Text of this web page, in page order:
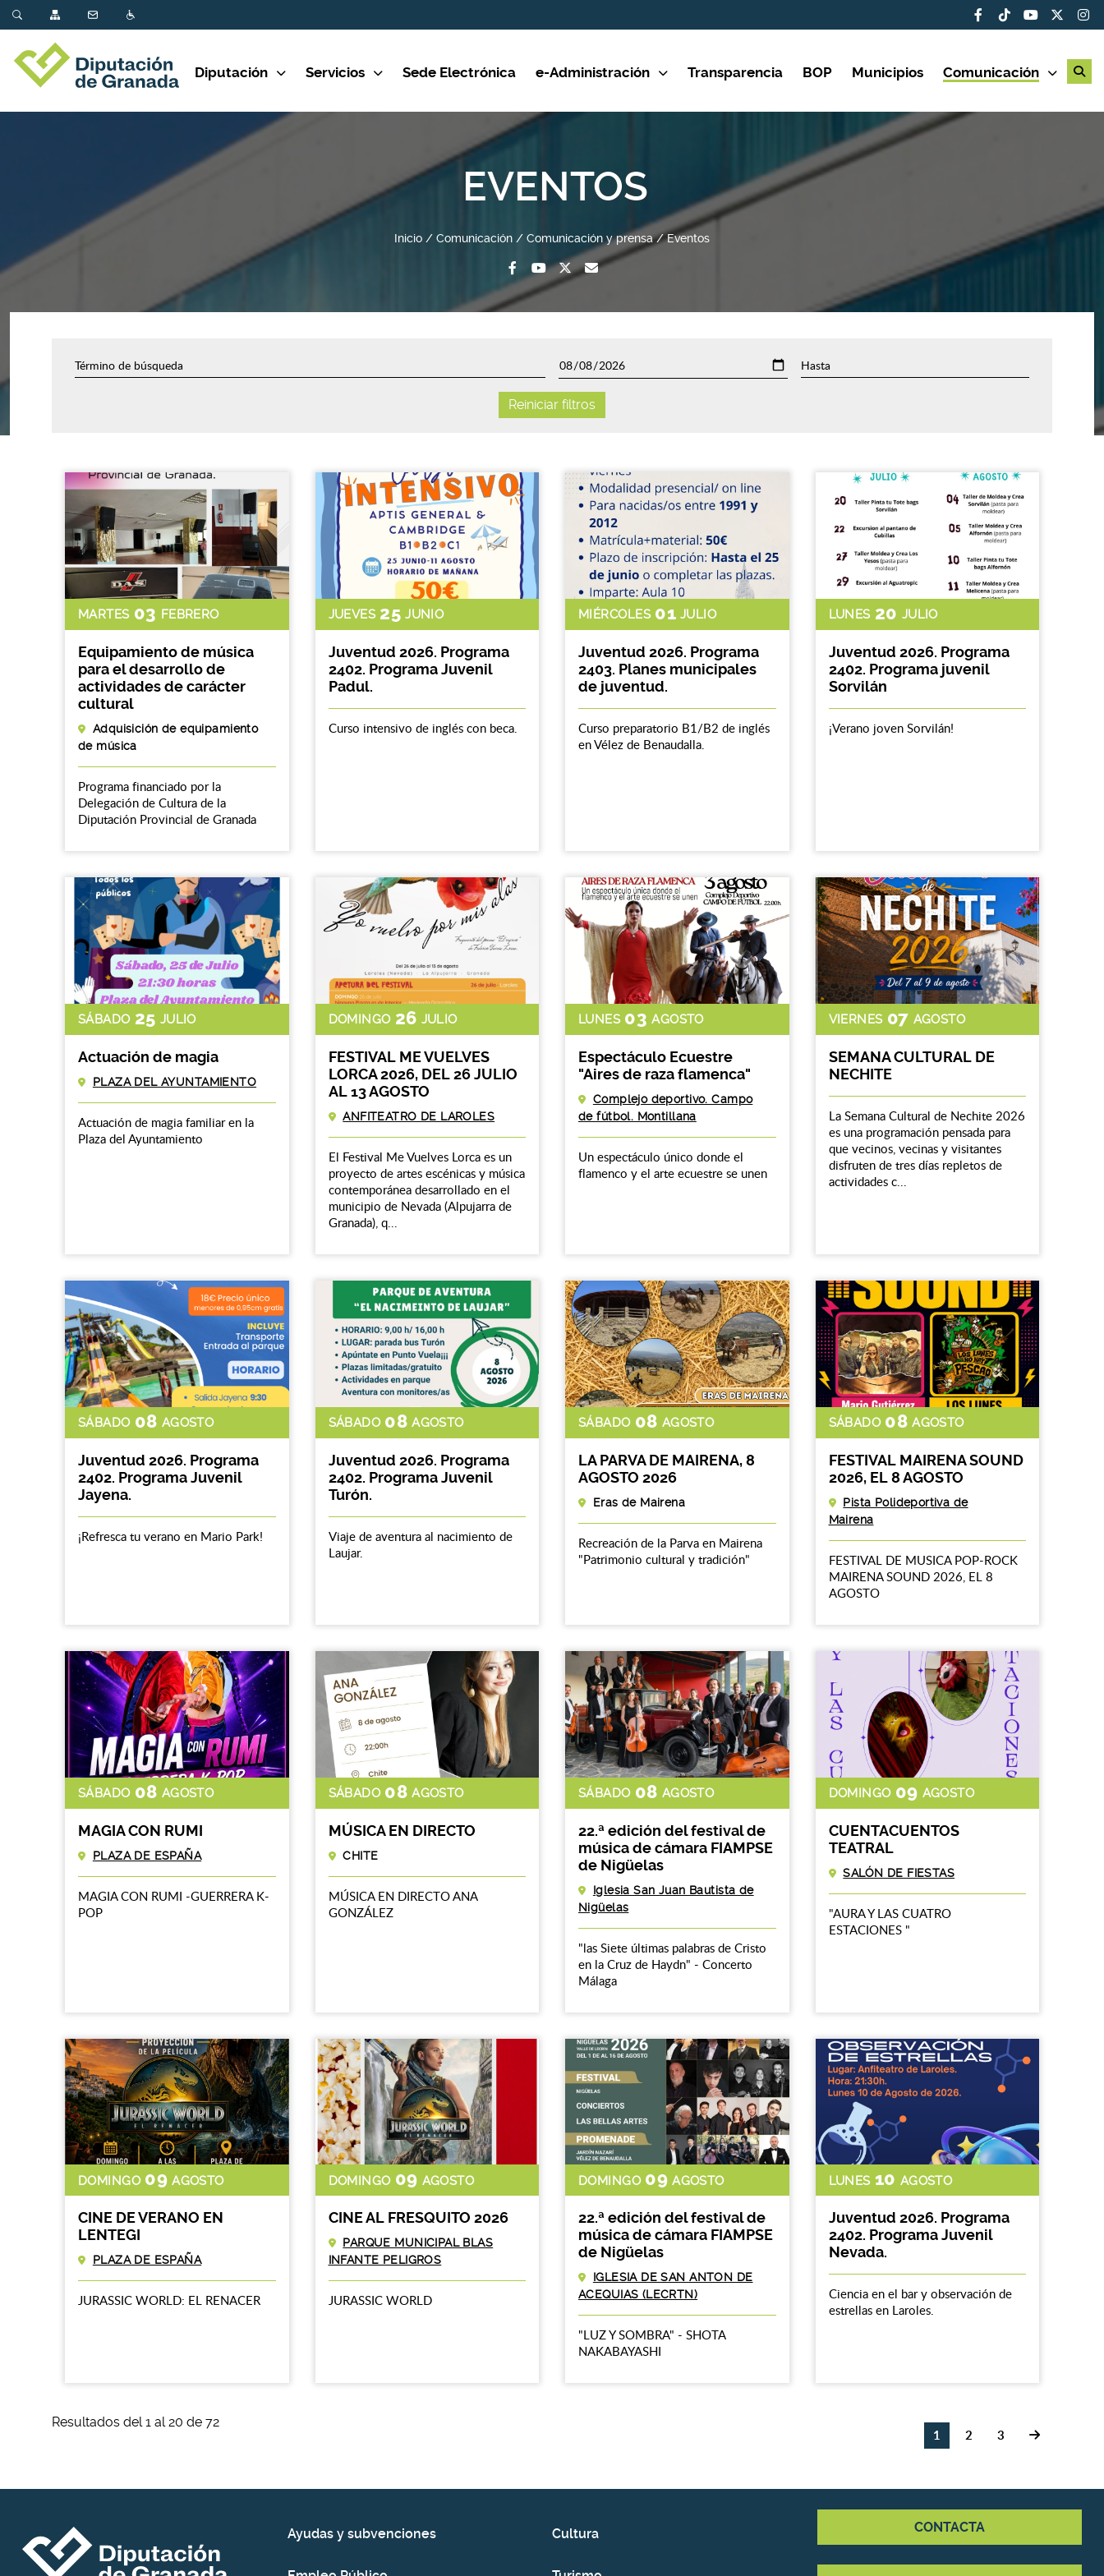
Diputación Servicios Sede Electrónica e-Administración Transparencia BOP Municipios Comunicación
EVENTOS
Inicio Comunicación Comunicación y prensa Eventos
Reiniciar filtros
MARTES 03 FEBRERO
Adquisición de equipamiento
de música
Equipamiento de música
para el desarrollo de
actividades de carácter
cultural
Programa financiado por la
Delegación de Cultura de la
Diputación Provincial de Granada
JUEVES 25 JUNIO
Juventud 2026. Programa
2402. Programa Juvenil
Padul.
Curso intensivo de inglés con beca.
MIÉRCOLES 01 JULIO
Juventud 2026. Programa
2403. Planes municipales
de juventud.
Curso preparatorio B1/B2 de inglés
en Vélez de Benaudalla.
LUNES 20 JULIO
Juventud 2026. Programa
2402. Programa juvenil
Sorvilán
¡Verano joven Sorvilán!
SÁBADO 25 JULIO
PLAZA DEL AYUNTAMIENTO
Actuación de magia
Actuación de magia familiar en la
Plaza del Ayuntamiento
DOMINGO 26 JULIO
ANFITEATRO DE LAROLES
FESTIVAL ME VUELVES
LORCA 2026, DEL 26 JULIO
AL 13 AGOSTO
El Festival Me Vuelves Lorca es un
proyecto de artes escénicas y música
contemporánea desarrollado en el
municipio de Nevada (Alpujarra de
Granada), q...
LUNES 03 AGOSTO
Complejo deportivo. Campo
de fútbol. Montillana
Espectáculo Ecuestre
"Aires de raza flamenca"
Un espectáculo único donde el
flamenco y el arte ecuestre se unen
VIERNES 07 AGOSTO
SEMANA CULTURAL DE
NECHITE
La Semana Cultural de Nechite 2026
es una programación pensada para
que vecinos, vecinas y visitantes
disfruten de tres días repletos de
actividades c...
SÁBADO 08 AGOSTO
Juventud 2026. Programa
2402. Programa Juvenil
Jayena.
¡Refresca tu verano en Mario Park!
SÁBADO 08 AGOSTO
Juventud 2026. Programa
2402. Programa Juvenil
Turón.
Viaje de aventura al nacimiento de
Laujar.
SÁBADO 08 AGOSTO
Eras de Mairena
LA PARVA DE MAIRENA, 8
AGOSTO 2026
Recreación de la Parva en Mairena
"Patrimonio cultural y tradición"
SÁBADO 08 AGOSTO
Pista Polideportiva de
Mairena
FESTIVAL MAIRENA SOUND
2026, EL 8 AGOSTO
FESTIVAL DE MUSICA POP-ROCK
MAIRENA SOUND 2026, EL 8
AGOSTO
SÁBADO 08 AGOSTO
PLAZA DE ESPAÑA
MAGIA CON RUMI
MAGIA CON RUMI -GUERRERA K-
POP
SÁBADO 08 AGOSTO
CHITE
MÚSICA EN DIRECTO
MÚSICA EN DIRECTO ANA
GONZÁLEZ
SÁBADO 08 AGOSTO
Iglesia San Juan Bautista de
Nigüelas
22.ª edición del festival de
música de cámara FIAMPSE
de Nigüelas
"las Siete últimas palabras de Cristo
en la Cruz de Haydn" - Concerto
Málaga
DOMINGO 09 AGOSTO
SALÓN DE FIESTAS
CUENTACUENTOS
TEATRAL
"AURA Y LAS CUATRO
ESTACIONES "
DOMINGO 09 AGOSTO
PLAZA DE ESPAÑA
CINE DE VERANO EN
LENTEGI
JURASSIC WORLD: EL RENACER
DOMINGO 09 AGOSTO
PARQUE MUNICIPAL BLAS
INFANTE PELIGROS
CINE AL FRESQUITO 2026
JURASSIC WORLD
DOMINGO 09 AGOSTO
IGLESIA DE SAN ANTON DE
ACEQUIAS (LECRTN)
22.ª edición del festival de
música de cámara FIAMPSE
de Nigüelas
"LUZ Y SOMBRA" - SHOTA
NAKABAYASHI
LUNES 10 AGOSTO
Juventud 2026. Programa
2402. Programa Juvenil
Nevada.
Ciencia en el bar y observación de
estrellas en Laroles.
Resultados del 1 al 20 de 72
1 2 3
Ayudas y subvenciones Cultura CONTACTA